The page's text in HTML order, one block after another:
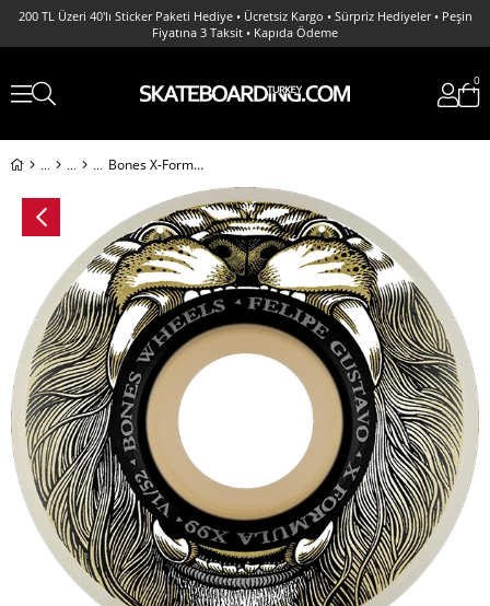
200 TL Üzeri 40'lı Sticker Paketi Hediye • Ücretsiz Kargo • Sürpriz Hediyeler • Peşin
Fiyatına 3 Taksit • Kapıda Ödeme
0
Bones X-Formula Gustavo 52 MM V1 99A Kaykay Tekerlek Seti